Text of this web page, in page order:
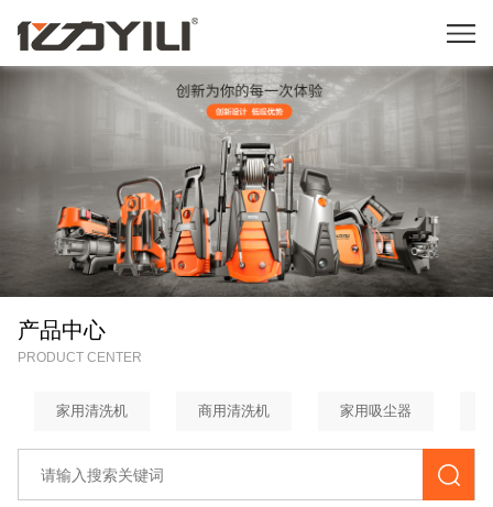
产品中心
PRODUCT CENTER
家用清洗机 商用清洗机 家用吸尘器